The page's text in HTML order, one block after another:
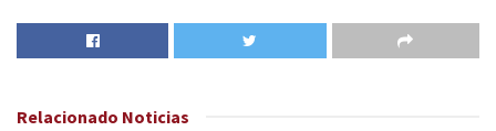
Relacionado Noticias